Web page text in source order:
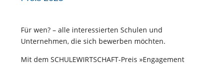
Für wen? – alle interessierten Schulen und
Unternehmen, die sich bewerben möchten.
Mit dem SCHULEWIRTSCHAFT-Preis »Engagement